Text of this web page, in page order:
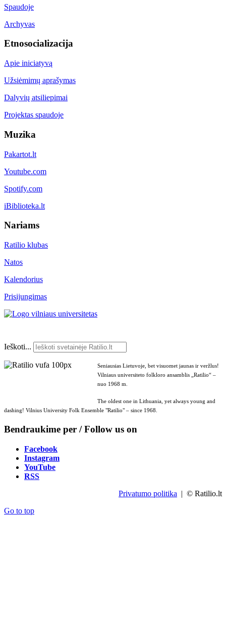
Spaudoje
Archyvas
Etnosocializacija
Apie iniciatyvą
Užsiėmimų aprašymas
Dalyvių atsiliepimai
Projektas spaudoje
Muzika
Pakartot.lt
Youtube.com
Spotify.com
iBiblioteka.lt
Nariams
Ratilio klubas
Natos
Kalendorius
Prisijungimas
Ieškoti...
Seniausias Lietuvoje, bet visuomet jaunas ir veržlus!
Vilniaus universiteto folkloro ansamblis „Ratilio“ –
nuo 1968 m.
The oldest one in Lithuania, yet always young and
dashing! Vilnius University Folk Ensemble "Ratilio" – since 1968.
Bendraukime per / Follow us on
Facebook
Instagram
YouTube
RSS
Privatumo politika | © Ratilio.lt
Go to top